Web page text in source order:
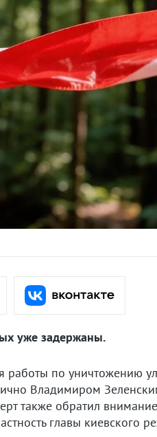
уже задержаны.
работы по уничтожению
Владимиром
также обратил
главы киевского